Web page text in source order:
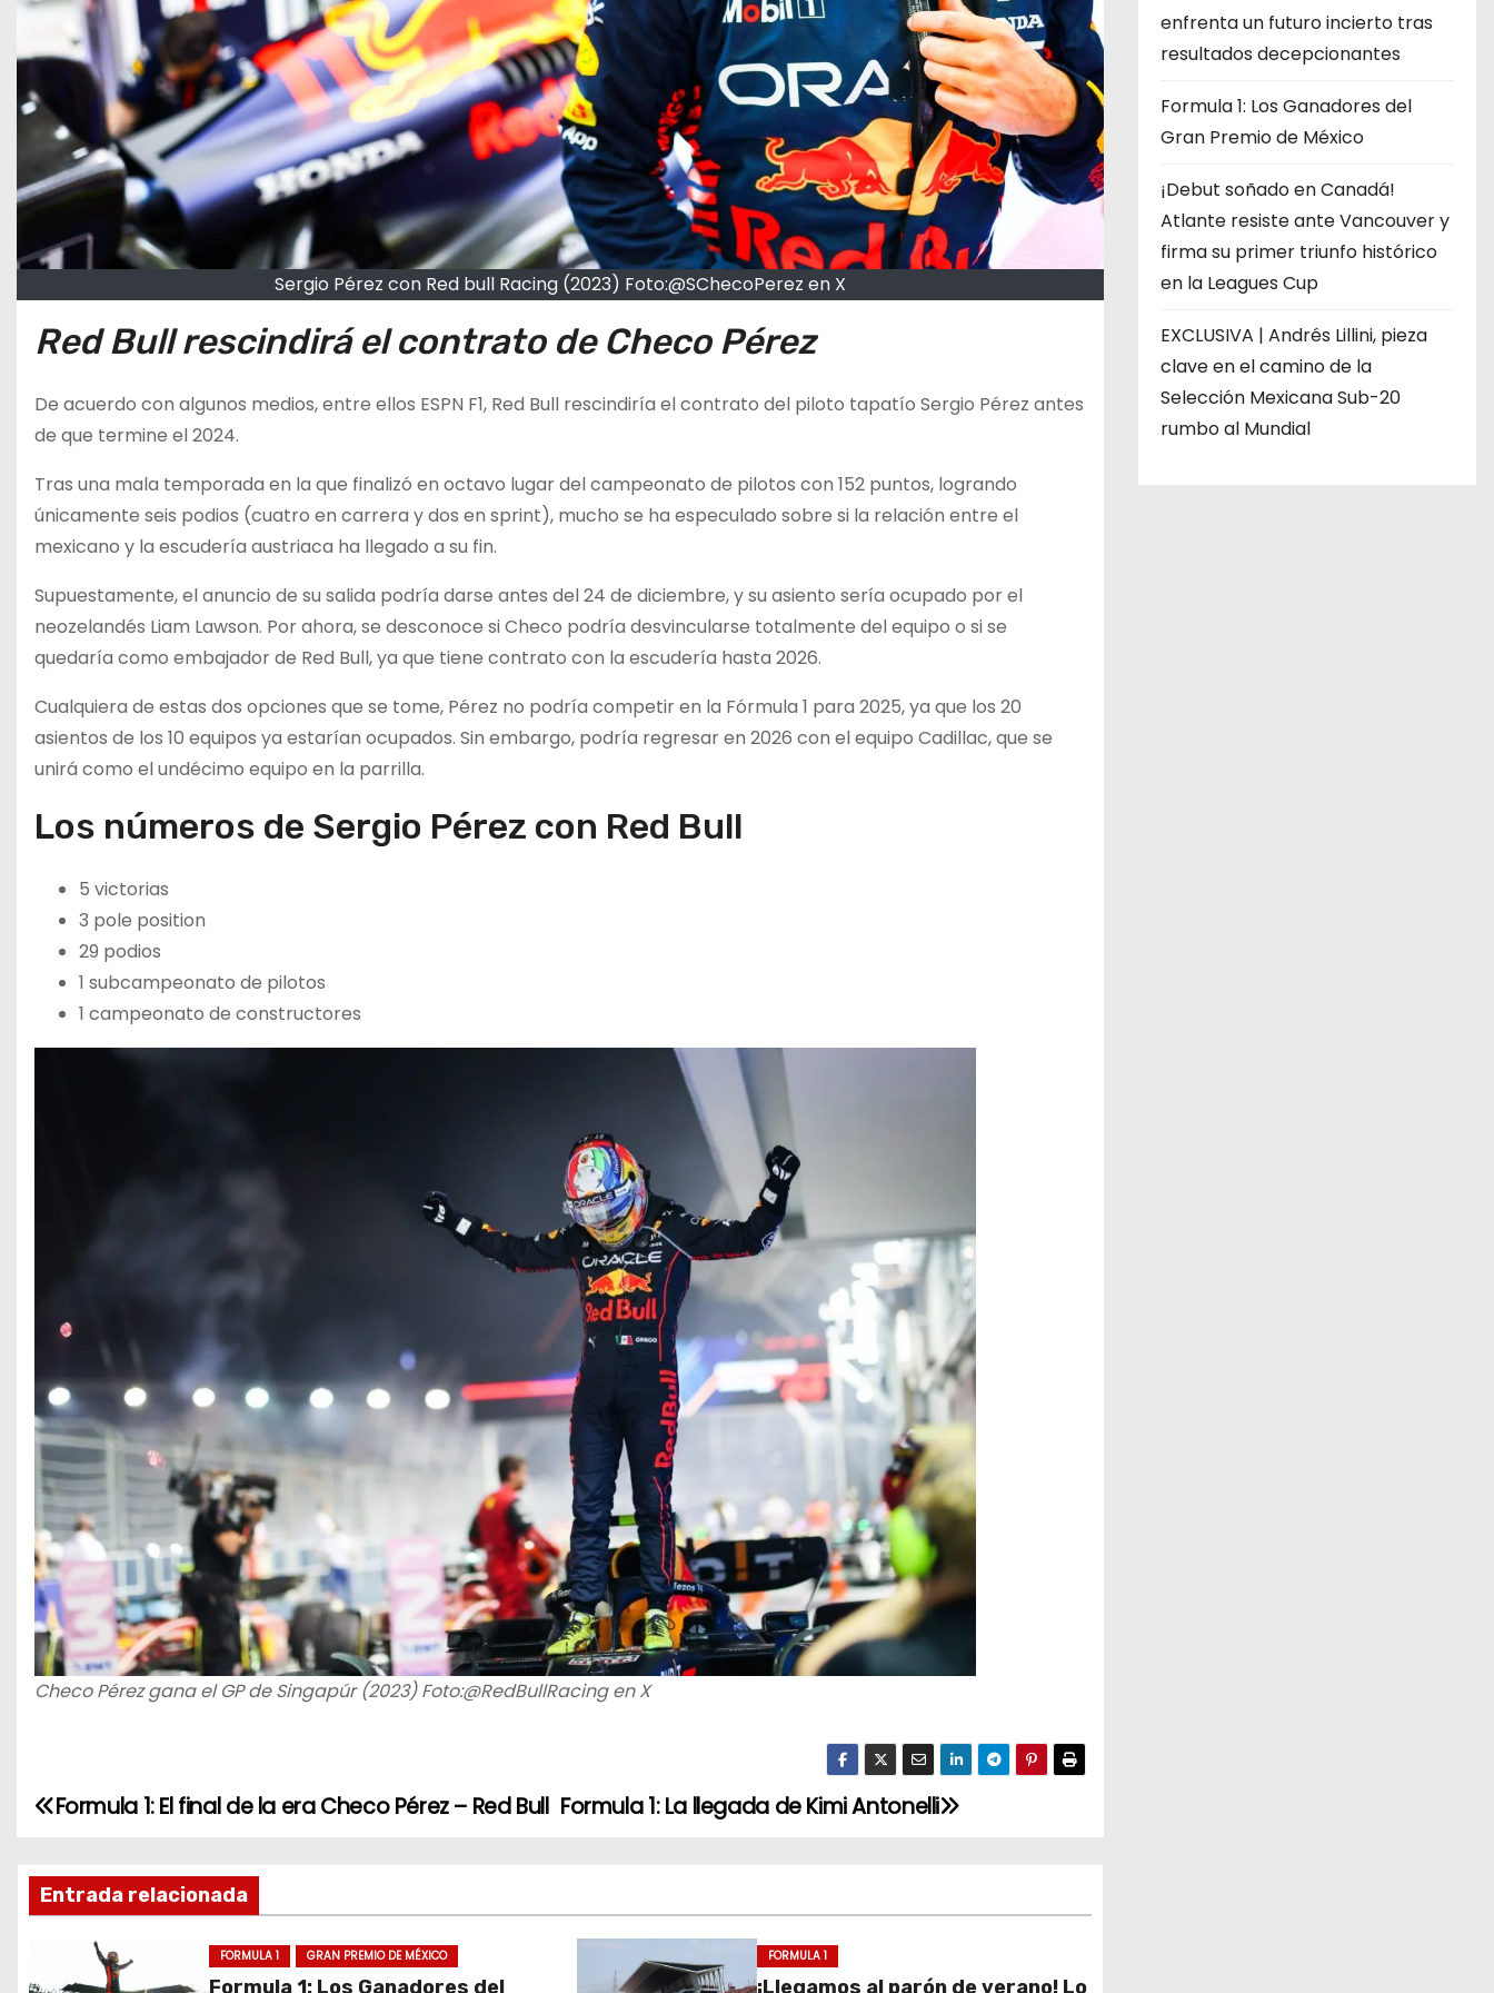
Sergio Pérez con Red bull Racing (2023) Foto:@SChecoPerez en X
Red Bull rescindirá el contrato de Checo Pérez
De acuerdo con algunos medios, entre ellos ESPN F1, Red Bull rescindiría el contrato del piloto tapatío Sergio Pérez antes
de que termine el 2024.
Tras una mala temporada en la que finalizó en octavo lugar del campeonato de pilotos con 152 puntos, logrando
únicamente seis podios (cuatro en carrera y dos en sprint), mucho se ha especulado sobre si la relación entre el
mexicano y la escudería austriaca ha llegado a su fin.
Supuestamente, el anuncio de su salida podría darse antes del 24 de diciembre, y su asiento sería ocupado por el
neozelandés Liam Lawson. Por ahora, se desconoce si Checo podría desvincularse totalmente del equipo o si se
quedaría como embajador de Red Bull, ya que tiene contrato con la escudería hasta 2026.
Cualquiera de estas dos opciones que se tome, Pérez no podría competir en la Fórmula 1 para 2025, ya que los 20
asientos de los 10 equipos ya estarían ocupados. Sin embargo, podría regresar en 2026 con el equipo Cadillac, que se
unirá como el undécimo equipo en la parrilla.
Los números de Sergio Pérez con Red Bull
5 victorias
3 pole position
29 podios
1 subcampeonato de pilotos
1 campeonato de constructores
Checo Pérez gana el GP de Singapúr (2023) Foto:@RedBullRacing en X
N
v
Formula 1: La llegada de Kimi Antonelli
Formula 1: El final de la era Checo Pérez – Red Bull
Entrada relacionada
FORMULA 1 GRAN PREMIO DE MÉXICO
Formula 1: Los Ganadores del
FORMULA 1
¡Llegamos al parón de verano! Lo
enfrenta un futuro incierto tras
resultados decepcionantes
Formula 1: Los Ganadores del
Gran Premio de México
¡Debut soñado en Canadá!
Atlante resiste ante Vancouver y
firma su primer triunfo histórico
en la Leagues Cup
EXCLUSIVA | Andrés Lillini, pieza
clave en el camino de la
Selección Mexicana Sub-20
rumbo al Mundial